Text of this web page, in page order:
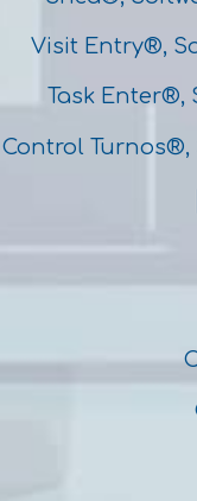
Visit Entry®,
Task Enter®,
Control Turnos®,